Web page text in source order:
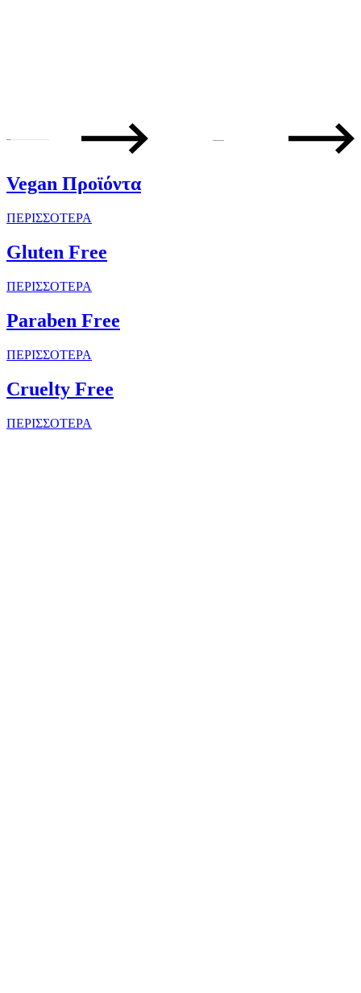
—
Vegan Προϊόντα
ΠΕΡΙΣΣΟΤΕΡΑ
Gluten Free
ΠΕΡΙΣΣΟΤΕΡΑ
Paraben Free
ΠΕΡΙΣΣΟΤΕΡΑ
Cruelty Free
ΠΕΡΙΣΣΟΤΕΡΑ